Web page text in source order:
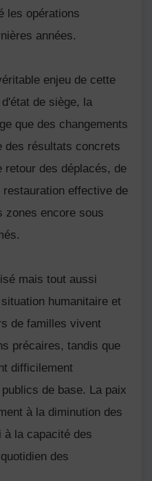
les opérations
années.
enjeu de cette
de siège, la
que des changements
des résultats concrets
retour des déplacés, de
effective de
zones encore sous
mais tout aussi
humanitaire et
de familles vivent
précaires, tandis que
difficilement
de base. La paix
à la diminution des
à la capacité des
des